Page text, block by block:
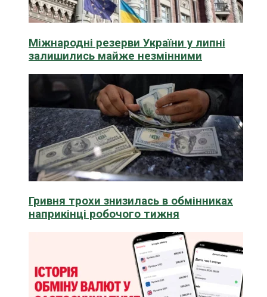
Міжнародні резерви України у липні
залишились майже незмінними
Гривня трохи знизилась в обмінниках
наприкінці робочого тижня